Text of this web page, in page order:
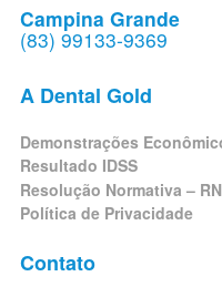
Campina Grande
(83) 99133-9369
A Dental Gold
Demonstrações
Resultado IDSS
Resolução Normativa –
Política de Privacidade
Contato